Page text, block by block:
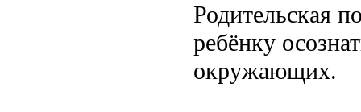
Родительская
ребёнку
окружающих.